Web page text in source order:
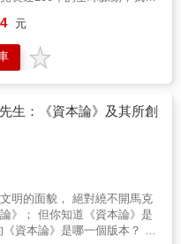
窮人跟富人的差異不僅在有
掌握的文化資本。所以，那
平民階級習以為常的流行文
年以來都難登大雅之堂。意
身了，依然是毫無水準的暴
麼造成的？如果階級僵化如
數人都毫無自覺？為了讓學
如何內化成社會規範，克克
不同階級的人，從飲食習
至是腳上穿得鞋子到杯子裡
發現一切都與階級相關。正
味階段的青少年們，不得不
響個人的品味，進而引發意
些高中生青少年，該如何
並進一步看見故事的背後，
化之手。 & 從殖民政策到族
脹到極右派崛起，當今社會
社會資本是如何累積，幫助
建精準的經濟學之眼，不但
自己的地位是如何而來，也
個悲劇與喜劇之後的經濟與
全球重量級經濟學家皮凱提
家族跨越200年的興盛， 看見
濟不平等！ & 全彩印刷加上
，看見資本之手如何攪動社
設最精準的經濟學之眼！ & 你
元
生：《資本論》及其所創
明的面貌， 絕對繞不開馬克
》； 但你知道《資本論》是
資本論》是哪一個版本？ 讓